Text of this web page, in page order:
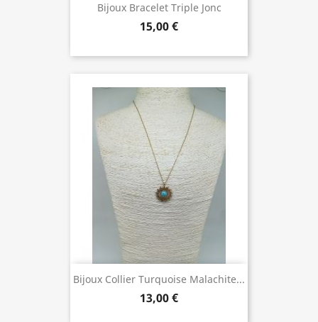
Bijoux Bracelet Triple Jonc
15,00 €
Bijoux Collier Turquoise Malachite...
13,00 €